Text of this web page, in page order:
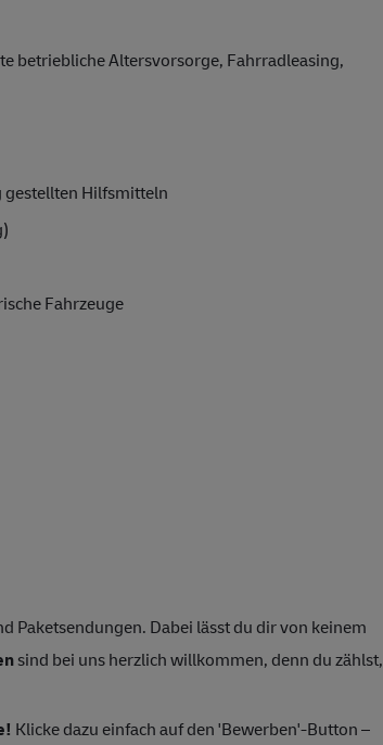
betriebliche Altersvorsorge, Fahrradleasing,
gestellten Hilfsmitteln
Fahrzeuge
Paketsendungen. Dabei lässt du dir von keinem
sind bei uns herzlich willkommen, denn du zählst,
Klicke dazu einfach auf den 'Bewerben'-Button –